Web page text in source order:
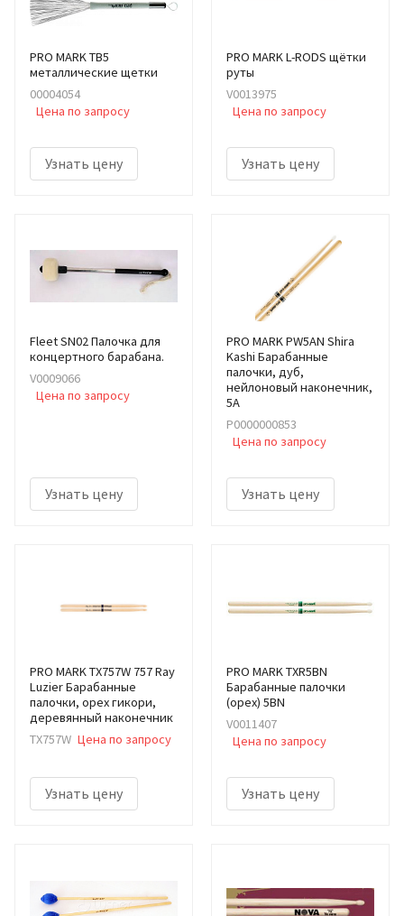
PRO MARK TB5
металлические щетки
00004054
Цена по запросу
Узнать цену
PRO MARK L-RODS щётки
руты
V0013975
Цена по запросу
Узнать цену
Fleet SN02 Палочка для
концертного барабана.
V0009066
Цена по запросу
Узнать цену
PRO MARK PW5AN Shira
Kashi Барабанные
палочки, дуб,
нейлоновый наконечник,
5A
Р0000000853
Цена по запросу
Узнать цену
PRO MARK TX757W 757 Ray
Luzier Барабанные
палочки, орех гикори,
деревянный наконечник
TX757W Цена по запросу
Узнать цену
PRO MARK TXR5BN
Барабанные палочки
(орех) 5BN
V0011407
Цена по запросу
Узнать цену